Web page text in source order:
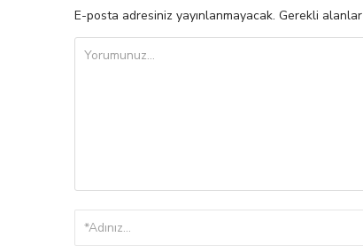
E-posta adresiniz yayınlanmayacak. Gerekli alanlar